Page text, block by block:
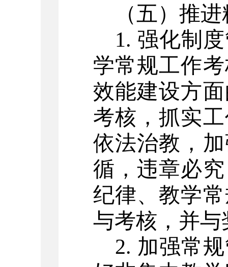
（五）推
1. 强化制
学常规工作
效能建设方
考核，抓实
依法治教，
循，违章必
纪律、教学
与考核，并
2. 加强常